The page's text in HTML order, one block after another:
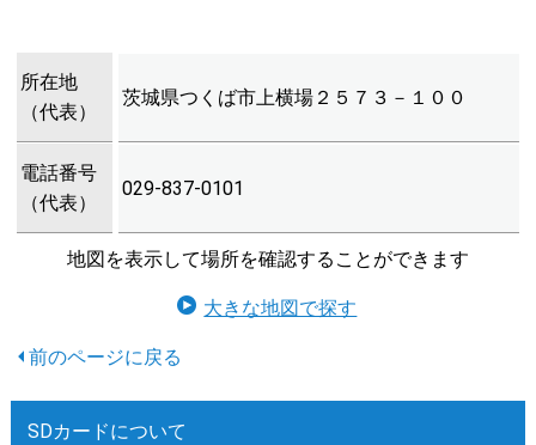
所在地
（代表）
茨城県つくば市上横場２５７３－１００
電話番号
（代表）
029-837-0101
地図を表示して場所を確認することができます
大きな地図で探す
SDカードについて